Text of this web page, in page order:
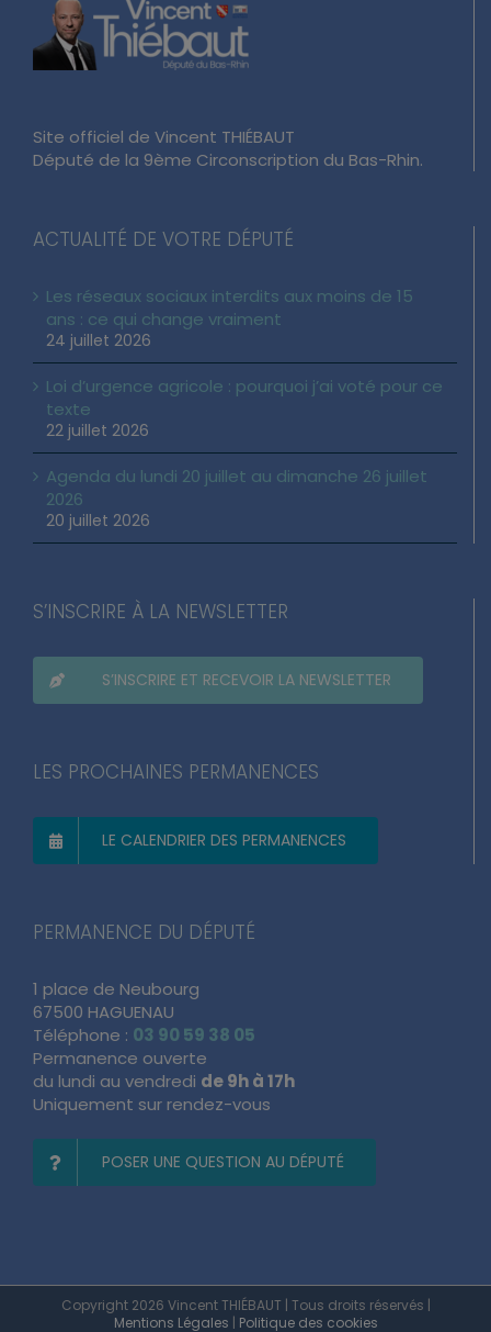
Site officiel de Vincent THIÉBAUT
Député de la 9ème Circonscription du Bas-Rhin.
ACTUALITÉ DE VOTRE DÉPUTÉ
Les réseaux sociaux interdits aux moins de 15
ans : ce qui change vraiment
24 juillet 2026
Loi d’urgence agricole : pourquoi j’ai voté pour ce
texte
22 juillet 2026
Agenda du lundi 20 juillet au dimanche 26 juillet
2026
20 juillet 2026
S’INSCRIRE À LA NEWSLETTER
S’INSCRIRE ET RECEVOIR LA NEWSLETTER
LES PROCHAINES PERMANENCES
LE CALENDRIER DES PERMANENCES
PERMANENCE DU DÉPUTÉ
1 place de Neubourg
67500 HAGUENAU
Téléphone : 03 90 59 38 05
Permanence ouverte
du lundi au vendredi de 9h à 17h
Uniquement sur rendez-vous
POSER UNE QUESTION AU DÉPUTÉ
Copyright 2026 Vincent THIÉBAUT | Tous droits réservés |
Mentions Légales | Politique des cookies